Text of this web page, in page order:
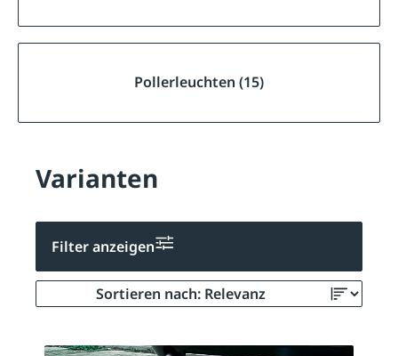
Pollerleuchten (15)
Varianten
Filter anzeigen